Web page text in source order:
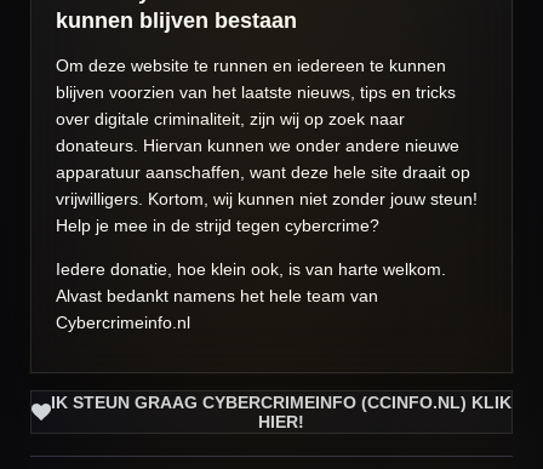
kunnen blijven bestaan
Om deze website te runnen en iedereen te kunnen
blijven voorzien van het laatste nieuws, tips en tricks
over digitale criminaliteit, zijn wij op zoek naar
donateurs. Hiervan kunnen we onder andere nieuwe
apparatuur aanschaffen, want deze hele site draait op
vrijwilligers. Kortom, wij kunnen niet zonder jouw steun!
Help je mee in de strijd tegen cybercrime?
Iedere donatie, hoe klein ook, is van harte welkom.
Alvast bedankt namens het hele team van
Cybercrimeinfo.nl
IK STEUN GRAAG CYBERCRIMEINFO (CCINFO.NL) KLIK
HIER!